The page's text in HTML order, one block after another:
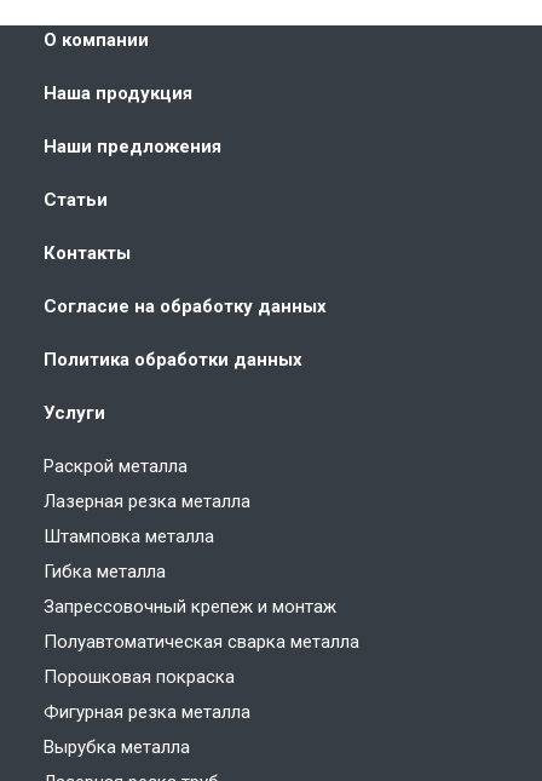
О компании
Наша продукция
Наши предложения
Статьи
Контакты
Согласие на обработку данных
Политика обработки данных
Услуги
Раскрой металла
Лазерная резка металла
Штамповка металла
Гибка металла
Запрессовочный крепеж и монтаж
Полуавтоматическая сварка металла
Порошковая покраска
Фигурная резка металла
Вырубка металла